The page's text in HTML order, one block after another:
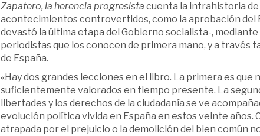
Zapatero, la herencia progresista cuenta la intrahistoria
acontecimientos controvertidos, como la aprobación del
devastó la última etapa del Gobierno socialista-,
periodistas que los conocen de primera mano, y a
de España.
«Hay dos grandes lecciones en el libro. La primera es
suficientemente valorados en tiempo presente. La
libertades y los derechos de la ciudadanía se ve
evolución política vivida en España en estos veinte años.
atrapada por el prejuicio o la demolición del bien común